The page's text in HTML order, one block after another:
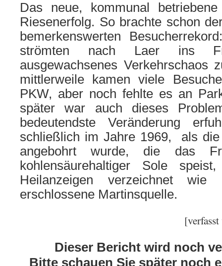
Das neue, kommunal
Riesenerfolg. So brachte schon
bemerkenswerten
strömten nach Laer ins
ausgewachsenes Verkehrschaos
mittlerweile kamen viele
PKW, aber noch fehlte es an
später war auch dieses
bedeutendste Veränderung
schließlich im Jahre 1969, als die
angebohrt wurde, die das
kohlensäurehaltiger Sole
Heilanzeigen verzeichnet
erschlossene Martinsquelle.
Dieser Bericht wird noch
Bitte schauen Sie später noch